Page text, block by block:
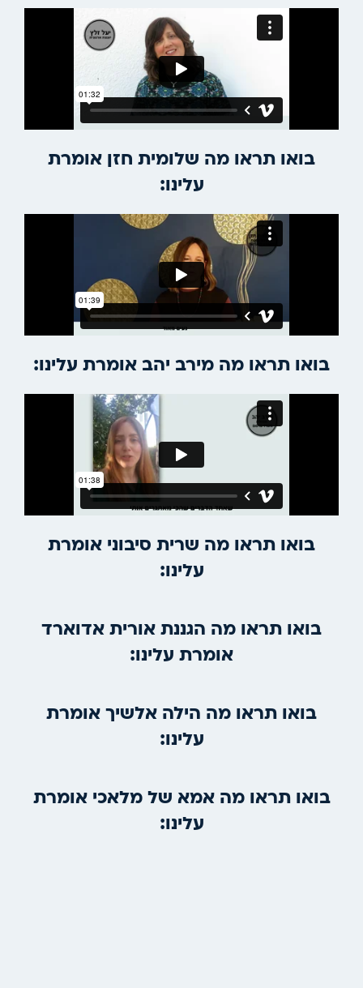
בואו תראו מה שלומית חזן אומרת
עלינו:
בואו תראו מה מירב יהב אומרת עלינו:
בואו תראו מה שרית סיבוני אומרת
עלינו:
בואו תראו מה הגננת אורית אדוארד
אומרת עלינו:
בואו תראו מה הילה אלשיך אומרת
עלינו:
בואו תראו מה אמא של מלאכי אומרת
עלינו: